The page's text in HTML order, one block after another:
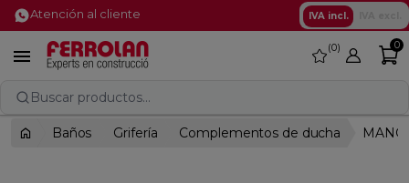
Atención al cliente IVA incl.
 favorite
0 0
Buscar productos...
Baños Grifería Complementos de ducha